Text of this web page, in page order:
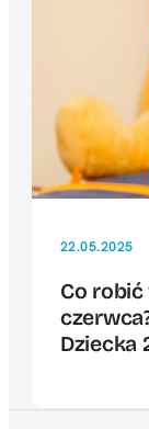
22.05.2025
Co robić
Dziecka